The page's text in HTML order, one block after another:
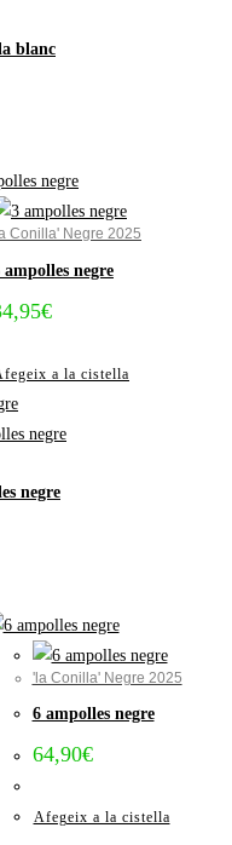
blanc
Conilla' Negre 2025
ampolles negre
€
a la cistella
negre
'la Conilla' Negre 2025
6 ampolles negre
64,90€
Afegeix a la cistella